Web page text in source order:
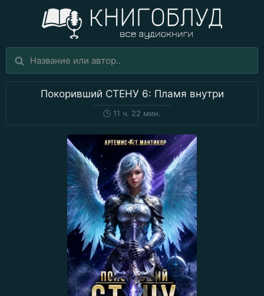
Покоривший СТЕНУ 6: Пламя внутри
🕒 11 ч. 22 мин.